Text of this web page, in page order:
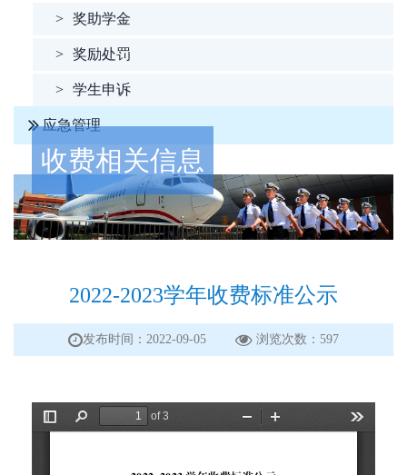
> 奖助学金
> 奖励处罚
> 学生申诉
应急管理
收费相关信息
2022-2023学年收费标准公示
发布时间：2022-09-05 浏览次数： 597